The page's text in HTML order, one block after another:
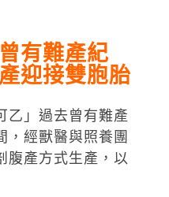
有難產紀
迎接雙胞胎
乙」過去曾有難產
，經獸醫與照養團
腹產方式生產，以